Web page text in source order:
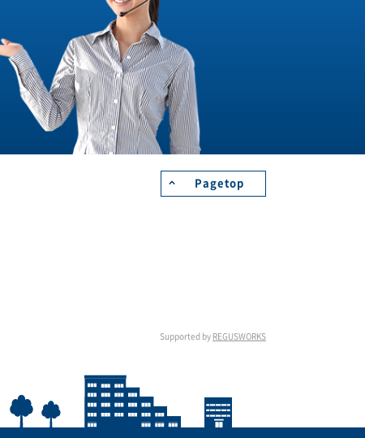
Pagetop
Supported by REGUSWORKS